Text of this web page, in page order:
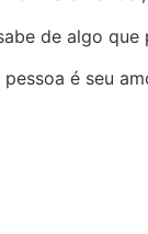
de algo que
é seu